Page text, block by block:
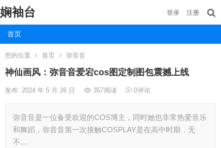
娴袖台
首页
登录 注册
您的位置 首页 弥音音
神仙画风：弥音音爱宕cos图定制图包震撼上线
发布: 2024 年 5 月 26 日 357阅读 0评论
弥音音是一位备受欢迎的COS博主，同时她也非常热爱音乐
和舞蹈，弥音音第一次接触COSPLAY是在高中时期，无
不…